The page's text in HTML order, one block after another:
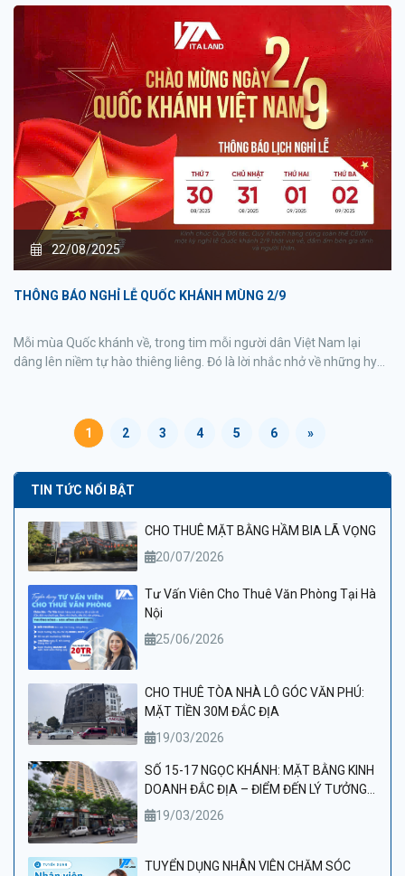
22/08/2025
THÔNG BÁO NGHỈ LỄ QUỐC KHÁNH MÙNG 2/9
Mỗi mùa Quốc khánh về, trong tim mỗi người dân Việt Nam lại
dâng lên niềm tự hào thiêng liêng. Đó là lời nhắc nhở về những hy
1
2 3 4 5 6 »
TIN TỨC NỔI BẬT
CHO THUÊ MẶT BẰNG HẦM BIA LÃ VỌNG
20/07/2026
Tư Vấn Viên Cho Thuê Văn Phòng Tại Hà
Nội
25/06/2026
CHO THUÊ TÒA NHÀ LÔ GÓC VĂN PHÚ:
MẶT TIỀN 30M ĐẮC ĐỊA
19/03/2026
SỐ 15-17 NGỌC KHÁNH: MẶT BẰNG KINH
DOANH ĐẮC ĐỊA – ĐIỂM ĐẾN LÝ TƯỞNG
CHO PHÒNG KHÁM VÀ THẨM MỸ VIỆN
19/03/2026
TUYỂN DỤNG NHÂN VIÊN CHĂM SÓC